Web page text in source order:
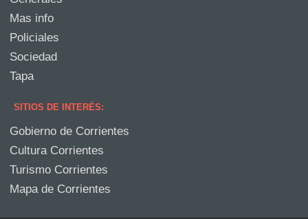
Mas info
Policiales
Sociedad
Tapa
SITIOS DE INTERÉS:
Gobierno de Corrientes
Cultura Corrientes
Turismo Corrientes
Mapa de Corrientes